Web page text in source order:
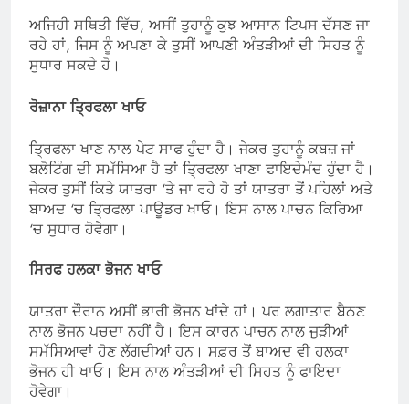
ਅਜਿਹੀ ਸਥਿਤੀ ਵਿੱਚ, ਅਸੀਂ ਤੁਹਾਨੂੰ ਕੁਝ ਆਸਾਨ ਟਿਪਸ ਦੱਸਣ ਜਾ
ਰਹੇ ਹਾਂ, ਜਿਸ ਨੂੰ ਅਪਣਾ ਕੇ ਤੁਸੀਂ ਆਪਣੀ ਅੰਤੜੀਆਂ ਦੀ ਸਿਹਤ ਨੂੰ
ਸੁਧਾਰ ਸਕਦੇ ਹੋ।
ਰੋਜ਼ਾਨਾ ਤ੍ਰਿਫਲਾ ਖਾਓ
ਤ੍ਰਿਫਲਾ ਖਾਣ ਨਾਲ ਪੇਟ ਸਾਫ ਹੁੰਦਾ ਹੈ। ਜੇਕਰ ਤੁਹਾਨੂੰ ਕਬਜ਼ ਜਾਂ
ਬਲੋਟਿੰਗ ਦੀ ਸਮੱਸਿਆ ਹੈ ਤਾਂ ਤ੍ਰਿਫਲਾ ਖਾਣਾ ਫਾਇਦੇਮੰਦ ਹੁੰਦਾ ਹੈ।
ਜੇਕਰ ਤੁਸੀਂ ਕਿਤੇ ਯਾਤਰਾ ‘ਤੇ ਜਾ ਰਹੇ ਹੋ ਤਾਂ ਯਾਤਰਾ ਤੋਂ ਪਹਿਲਾਂ ਅਤੇ
ਬਾਅਦ ‘ਚ ਤ੍ਰਿਫਲਾ ਪਾਊਡਰ ਖਾਓ। ਇਸ ਨਾਲ ਪਾਚਨ ਕਿਰਿਆ
‘ਚ ਸੁਧਾਰ ਹੋਵੇਗਾ।
ਸਿਰਫ ਹਲਕਾ ਭੋਜਨ ਖਾਓ
ਯਾਤਰਾ ਦੌਰਾਨ ਅਸੀਂ ਭਾਰੀ ਭੋਜਨ ਖਾਂਦੇ ਹਾਂ। ਪਰ ਲਗਾਤਾਰ ਬੈਠਣ
ਨਾਲ ਭੋਜਨ ਪਚਦਾ ਨਹੀਂ ਹੈ। ਇਸ ਕਾਰਨ ਪਾਚਨ ਨਾਲ ਜੁੜੀਆਂ
ਸਮੱਸਿਆਵਾਂ ਹੋਣ ਲੱਗਦੀਆਂ ਹਨ। ਸਫ਼ਰ ਤੋਂ ਬਾਅਦ ਵੀ ਹਲਕਾ
ਭੋਜਨ ਹੀ ਖਾਓ। ਇਸ ਨਾਲ ਅੰਤੜੀਆਂ ਦੀ ਸਿਹਤ ਨੂੰ ਫਾਇਦਾ
ਹੋਵੇਗਾ।